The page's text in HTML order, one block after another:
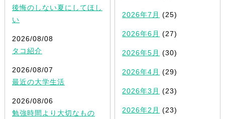
後悔のしない夏にしてほし
い
2026/08/08
タコ紹介
2026/08/07
最近の大学生活
2026/08/06
勉強時間より大切なもの
2026年7月 (25)
2026年6月 (27)
2026年5月 (30)
2026年4月 (29)
2026年3月 (23)
2026年2月 (23)